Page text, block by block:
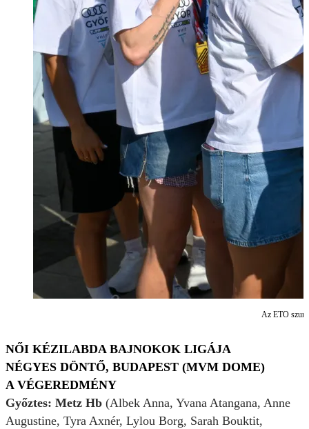
Az ETO
NŐI KÉZILABDA BAJNOKOK LIGÁJA
NÉGYES DÖNTŐ, BUDAPEST (MVM DOME)
A VÉGEREDMÉNY
Győztes: Metz Hb (Albek Anna, Yvana Atangana, Anne
Augustine, Tyra Axnér, Lylou Borg, Sarah Bouktit,